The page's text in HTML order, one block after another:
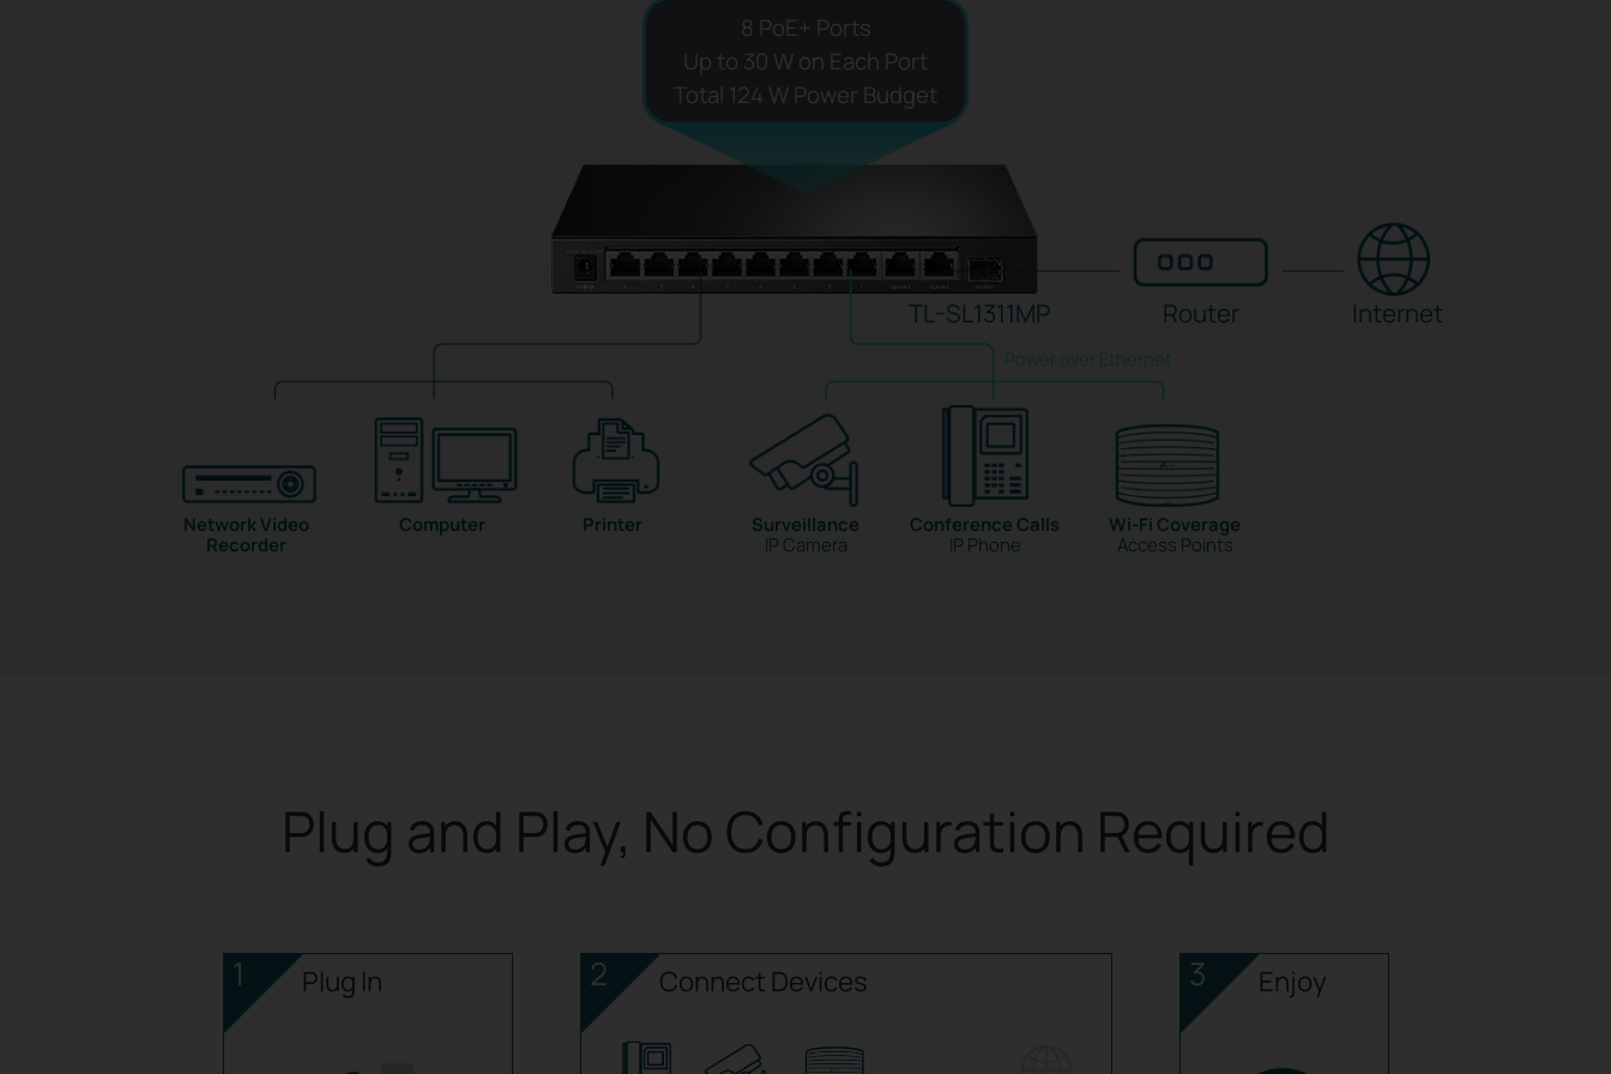
Network Video
Recorder
Computer Printer
Surveillance
IP Camera
Conference Calls
IP Phone
Wi-Fi Coverage
Access Points
Power over Ethernet
TL-SL1311MP Router Internet
8 PoE+ Ports
Up to 30 W on Each Port
Total 124 W Power Budget
Plug and Play, No Configuration Required
1 Plug In 2 Connect Devices 3 Enjoy